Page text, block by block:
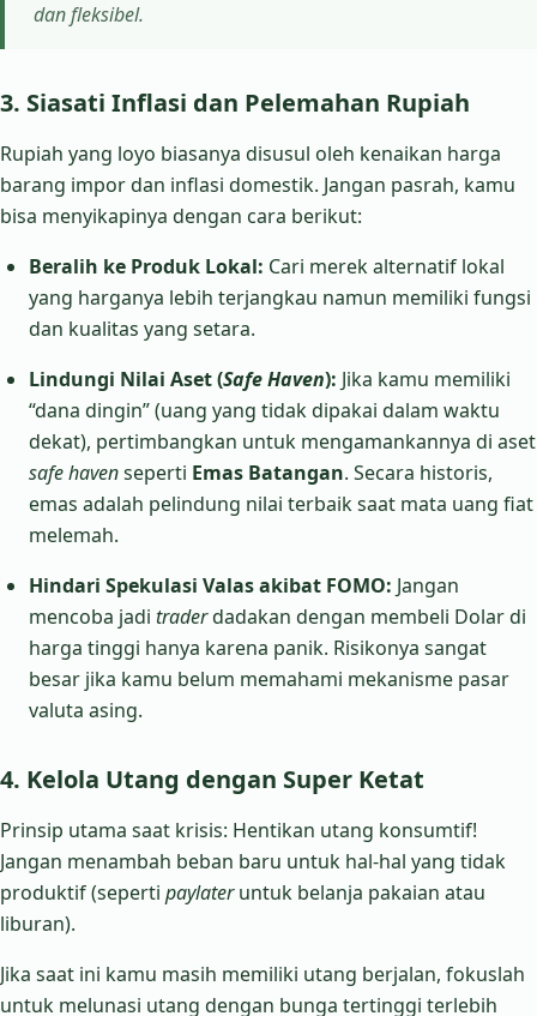
dan fleksibel.
3. Siasati Inflasi dan Pelemahan Rupiah
Rupiah yang loyo biasanya disusul oleh kenaikan harga
barang impor dan inflasi domestik. Jangan pasrah, kamu
bisa menyikapinya dengan cara berikut:
Beralih ke Produk Lokal: Cari merek alternatif lokal
yang harganya lebih terjangkau namun memiliki fungsi
dan kualitas yang setara.
Lindungi Nilai Aset (Safe Haven): Jika kamu memiliki
“dana dingin” (uang yang tidak dipakai dalam waktu
dekat), pertimbangkan untuk mengamankannya di aset
safe havenseperti Emas Batangan. Secara historis,
emas adalah pelindung nilai terbaik saat mata uang fiat
melemah.
Hindari Spekulasi Valas akibat FOMO: Jangan
mencoba jadi traderdadakan dengan membeli Dolar di
harga tinggi hanya karena panik. Risikonya sangat
besar jika kamu belum memahami mekanisme pasar
valuta asing.
4. Kelola Utang dengan Super Ketat
Prinsip utama saat krisis: Hentikan utang konsumtif!
Jangan menambah beban baru untuk hal-hal yang tidak
produktif (seperti paylateruntuk belanja pakaian atau
liburan).
Jika saat ini kamu masih memiliki utang berjalan, fokuslah
untuk melunasi utang dengan bunga tertinggi terlebih